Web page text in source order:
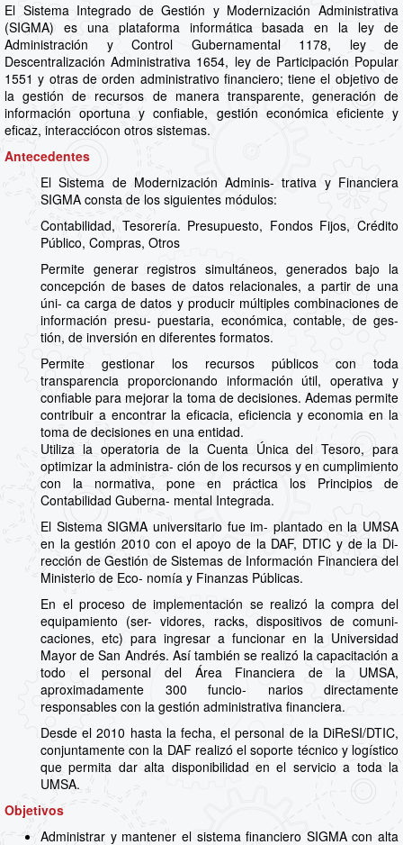
El Sistema Integrado de Gestión y Modernización Administrativa
(SIGMA) es una plataforma informática basada en la ley de
Administración y Control Gubernamental 1178, ley de
Descentralización Administrativa 1654, ley de Participación Popular
1551 y otras de orden administrativo financiero; tiene el objetivo de
la gestión de recursos de manera transparente, generación de
información oportuna y confiable, gestión económica eficiente y
eficaz, interacciócon otros sistemas.
Antecedentes
El Sistema de Modernización Adminis- trativa y Financiera
SIGMA consta de los siguientes módulos:
Contabilidad, Tesorería. Presupuesto, Fondos Fijos, Crédito
Público, Compras, Otros
Permite generar registros simultáneos, generados bajo la
concepción de bases de datos relacionales, a partir de una
úni- ca carga de datos y producir múltiples combinaciones de
información presu- puestaria, económica, contable, de ges-
tión, de inversión en diferentes formatos.
Permite gestionar los recursos públicos con toda
transparencia proporcionando información útil, operativa y
confiable para mejorar la toma de decisiones. Ademas permite
contribuir a encontrar la eficacia, eficiencia y economia en la
toma de decisiones en una entidad.
Utiliza la operatoria de la Cuenta Única del Tesoro, para
optimizar la administra- ción de los recursos y en cumplimiento
con la normativa, pone en práctica los Principios de
Contabilidad Guberna- mental Integrada.
El Sistema SIGMA universitario fue im- plantado en la UMSA
en la gestión 2010 con el apoyo de la DAF, DTIC y de la Di-
rección de Gestión de Sistemas de Información Financiera del
Ministerio de Eco- nomía y Finanzas Públicas.
En el proceso de implementación se realizó la compra del
equipamiento (ser- vidores, racks, dispositivos de comuni-
caciones, etc) para ingresar a funcionar en la Universidad
Mayor de San Andrés. Así también se realizó la capacitación a
todo el personal del Área Financiera de la UMSA,
aproximadamente 300 funcio- narios directamente
responsables con la gestión administrativa financiera.
Desde el 2010 hasta la fecha, el personal de la DiReSI/DTIC,
conjuntamente con la DAF realizó el soporte técnico y logístico
que permita dar alta disponibilidad en el servicio a toda la
UMSA.
Objetivos
Administrar y mantener el sistema financiero SIGMA con alta